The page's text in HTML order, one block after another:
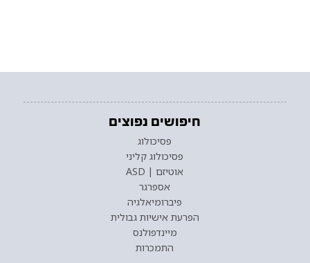
חיפושים נפוצים
פסיכולוג
פסיכולוג קליני
אוטיזם | ASD
אספרגר
פיברומיאלגיה
הפרעת אישיות גבולית
מיינדפולנס
התמכרות